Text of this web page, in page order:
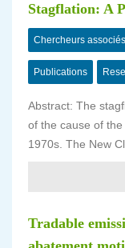
Stagflation: A
Chercheurs associés
Publications
Abstract: The
of the cause of
1970s. The New
Tradable